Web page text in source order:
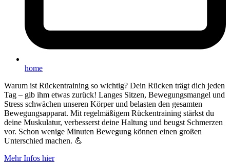
home
Warum ist Rückentraining so wichtig? Dein Rücken trägt dich jeden
Tag – gib ihm etwas zurück! Langes Sitzen, Bewegungsmangel und
Stress schwächen unseren Körper und belasten den gesamten
Bewegungsapparat. Mit regelmäßigem Rückentraining stärkst du
deine Muskulatur, verbesserst deine Haltung und beugst Schmerzen
vor. Schon wenige Minuten Bewegung können einen großen
Unterschied machen. 💪
Mehr Infos hier